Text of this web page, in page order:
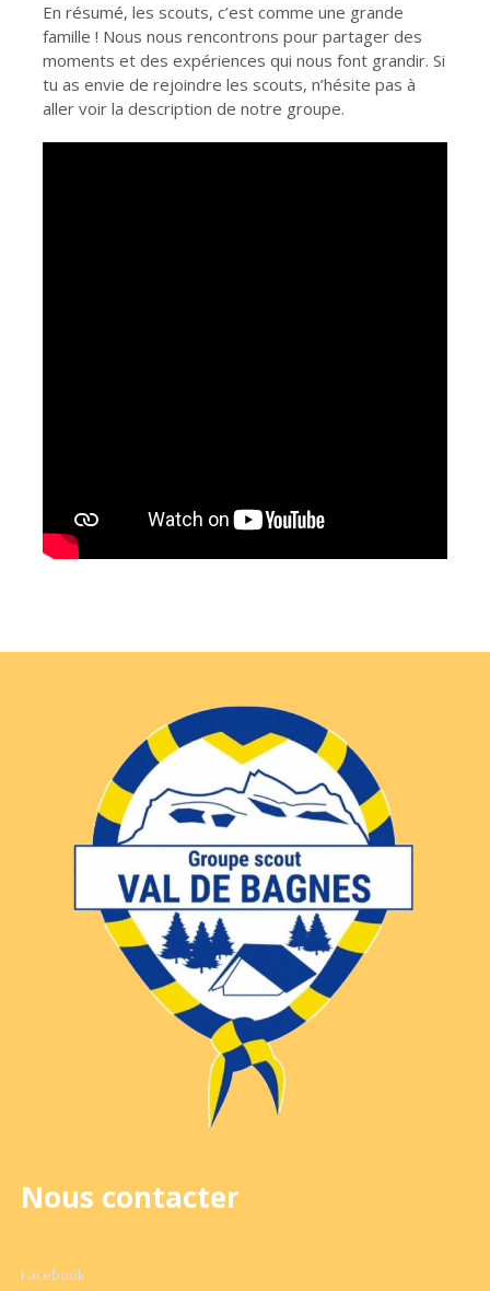
En résumé, les scouts, c’est comme une grande
famille ! Nous nous rencontrons pour partager des
moments et des expériences qui nous font grandir. Si
tu as envie de rejoindre les scouts, n’hésite pas à
aller voir la description de notre groupe.
Nous contacter
Facebook